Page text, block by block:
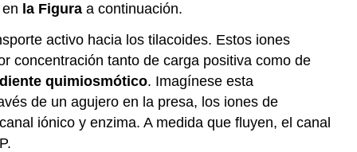
la Figura a continuación.
activo hacia los tilacoides. Estos iones
concentración tanto de carga positiva como de
quimiosmótico. Imagínese esta
de un agujero en la presa, los iones de
iónico y enzima. A medida que fluyen, el canal